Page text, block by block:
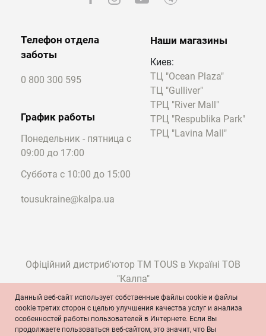
Телефон отдела
заботы
0 800 300 595
График работы
Понедельник - пятница с
09:00 до 17:00
Суббота с 10:00 до 15:00
tousukraine@kalpa.ua
Наши магазины
Киев:
ТЦ "Ocean Plaza"
ТЦ "Gulliver"
ТРЦ "River Mall"
ТРЦ "Respublika Park"
ТРЦ "Lavina Mall"
Офіційний дистриб'ютор ТМ TOUS в Україні ТОВ
"Калпа"
© TOUS, ювелиры с 1920 года
Данный веб-сайт использует собственные файлы cookie и файлы
cookie третих сторон с целью улучшения качества услуг и анализа
особенностей работы пользователей в Интернете. Если Вы
продолжаете пользоваться веб-сайтом, это значит, что Вы